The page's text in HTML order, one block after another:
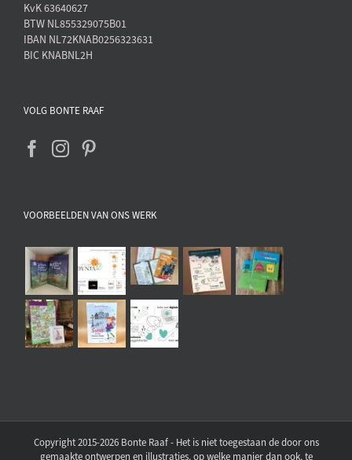
KvK 63640627
BTW NL855329075B01
IBAN NL72KNAB0256323631
BIC KNABNL2H
VOLG BONTE RAAF
VOORBEELDEN VAN ONS WERK
Copyright 2015-2026 Bonte Raaf - Het is niet toegestaan de door ons
gemaakte ontwerpen en illustraties, op welke manier dan ook, te